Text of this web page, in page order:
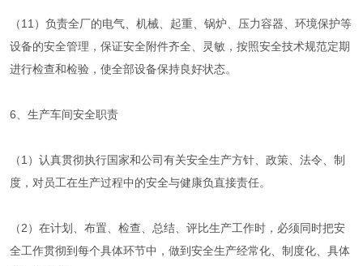
（11）负责全厂的电气、机械、起重、锅炉、压力容器、环境保护等
设备的安全管理，保证安全附件齐全、灵敏，按照安全技术规范定期
进行检查和检验，使全部设备保持良好状态。
6、生产车间安全职责
（1）认真贯彻执行国家和公司有关安全生产方针、政策、法令、制
度，对员工在生产过程中的安全与健康负直接责任。
（2）在计划、布置、检查、总结、评比生产工作时，必须同时把安
全工作贯彻到每个具体环节中，做到安全生产经常化、制度化、具体